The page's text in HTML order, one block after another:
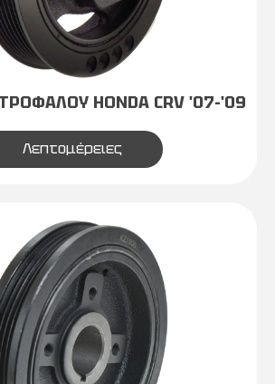
HONDA CRV '07-'09
Λεπτομέρειες